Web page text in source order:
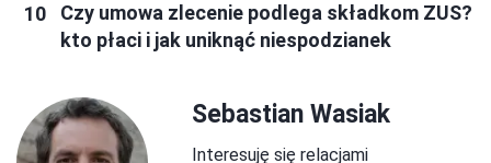
Czy umowa zlecenie podlega składkom ZUS?
kto płaci i jak uniknąć niespodzianek
Sebastian Wasiak
Interesuję się relacjami